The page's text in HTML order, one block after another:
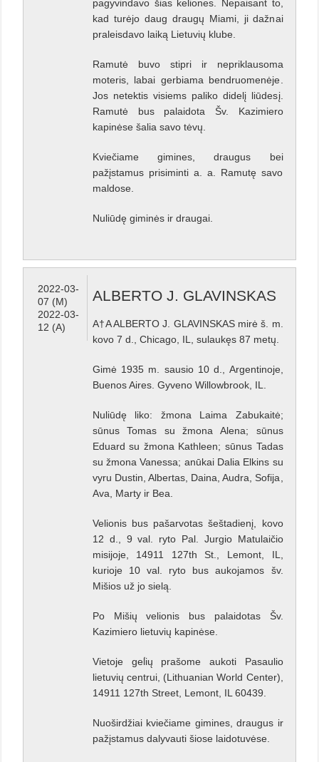
pagyvindavo šias keliones. Nepaisant to,
kad turėjo daug draugų Miami, ji dažnai
praleisdavo laiką Lietuvių klube.
Ramutė buvo stipri ir nepriklausoma
moteris, labai gerbiama bendruomenėje.
Jos netektis visiems paliko didelį liūdesį.
Ramutė bus palaidota Šv. Kazimiero
kapinėse šalia savo tėvų.
Kviečiame gimines, draugus bei
pažįstamus prisiminti a. a. Ramutę savo
maldose.
Nuliūdę giminės ir draugai.
2022-03-
07 (M)
2022-03-
12 (A)
ALBERTO J. GLAVINSKAS
A†A ALBERTO J. GLAVINSKAS mirė š. m.
kovo 7 d., Chicago, IL, sulaukęs 87 metų.
Gimė 1935 m. sausio 10 d., Argentinoje,
Buenos Aires. Gyveno Willowbrook, IL.
Nuliūdę liko: žmona Laima Zabukaitė;
sūnus Tomas su žmona Alena; sūnus
Eduard su žmona Kathleen; sūnus Tadas
su žmona Vanessa; anūkai Dalia Elkins su
vyru Dustin, Albertas, Daina, Audra, Sofija,
Ava, Marty ir Bea.
Velionis bus pašarvotas šeštadienį, kovo
12 d., 9 val. ryto Pal. Jurgio Matulaičio
misijoje, 14911 127th St., Lemont, IL,
kurioje 10 val. ryto bus aukojamos šv.
Mišios už jo sielą.
Po Mišių velionis bus palaidotas Šv.
Kazimiero lietuvių kapinėse.
Vietoje gel̇ių prašome aukoti Pasaulio
lietuvių centrui, (Lithuanian World Center),
14911 127th Street, Lemont, IL 60439.
Nuoširdžiai kviečiame gimines, draugus ir
pažįstamus dalyvauti šiose laidotuvėse.